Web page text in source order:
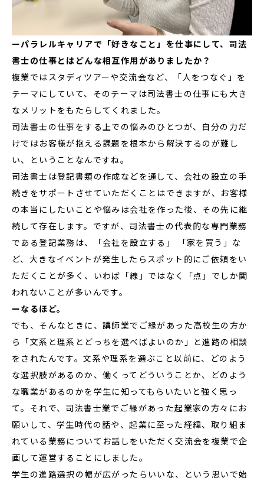
ーパラレルキャリアで「好きなこと」を仕事にして、司法
書士の仕事とはどんな相互作用がありましたか？
複業ではスタディツアーや交流会など、「人をつなぐ」を
テーマにしていて、そのテーマは司法書士の仕事にも大き
なメリットをもたらしてくれました。
司法書士の仕事をする上での悩みのひとつが、自分の力だ
けではお客様が抱える課題を根本から解決するのが難し
い、ということなんですね。
司法書士は登記書類の作成などを通して、会社の設立の手
続きをサポートさせていただくことはできますが、お客様
の本当にしたいことや悩みは会社を作った後、その先に継
続して存在します。ですが、司法書士の代表的な専門業務
である登記業務は、「会社を設立する」 「家を買う」な
ど、大きなイベントが発生したらスポット的にご依頼をい
ただくことが多く、いわば「線」ではなく「点」でしか関
われないことが多いんです。
ーなるほど。
でも、そんなときに、講師業でご縁があった高校生の方か
ら「文系と理系とどっちを選べばよいのか」と進路の相談
をされたんです。文系や理系を選ぶこと以前に、どのよう
な選択肢があるのか、働くってどういうことか、どのよう
な職業があるのかを学生に知ってもらいたいと強く思っ
て。それで、司法書士業でご縁があった起業家の方々にお
願いして、学生時代の話や、起業に至った経緯、取り組ま
れている業務についてお話しをいただく交流会を複業で企
画して運営することにしました。
学生の進路選択の幅が広がったらいいな、という思いで始